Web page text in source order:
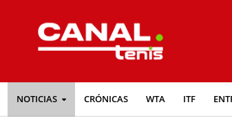
NOTICIAS CRÓNICAS WTA ITF